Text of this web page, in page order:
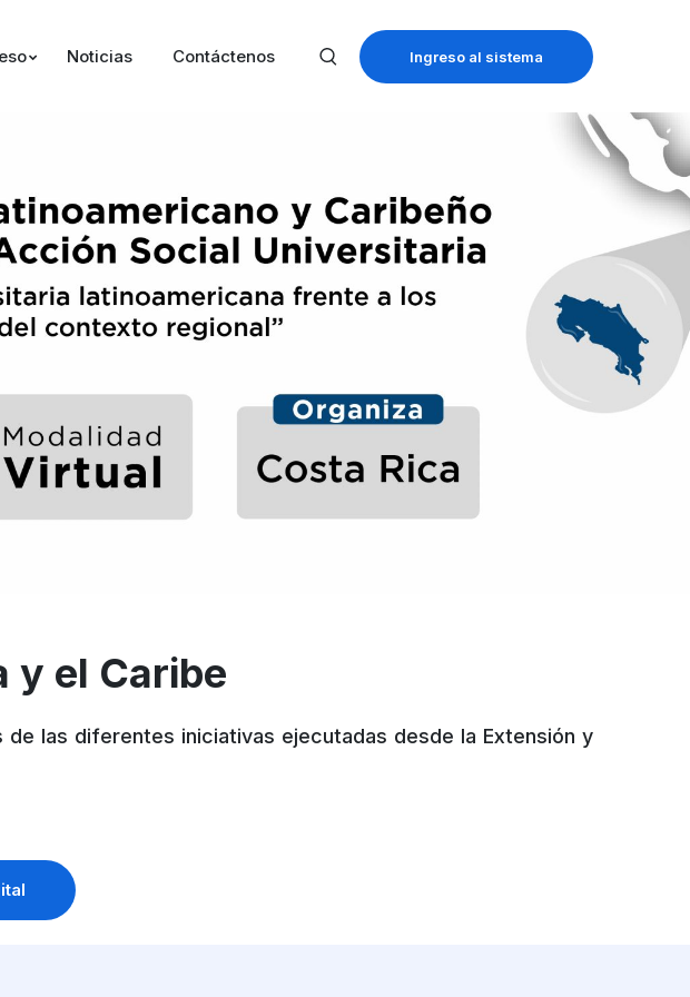
Noticias Contáctenos Ingreso al sistema
y el Caribe
las diferentes iniciativas ejecutadas desde la Extensión y